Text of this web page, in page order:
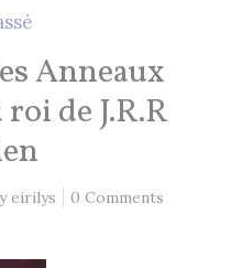
Anneaux
de J.R.R
eirilys 0 Comments